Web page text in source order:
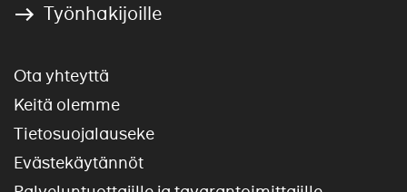
Työnhakijoille
Ota yhteyttä
Keitä olemme
Tietosuojalauseke
Evästekäytännöt